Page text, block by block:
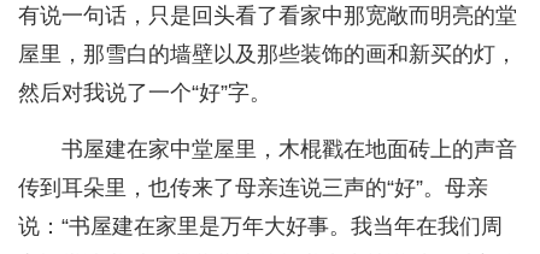
有说一句话，只是回头看了看家中那宽敞而明亮的堂
屋里，那雪白的墙壁以及那些装饰的画和新买的灯，
然后对我说了一个“好”字。
书屋建在家中堂屋里，木棍戳在地面砖上的声音
传到耳朵里，也传来了母亲连说三声的“好”。母亲
说：“书屋建在家里是万年大好事。我当年在我们周